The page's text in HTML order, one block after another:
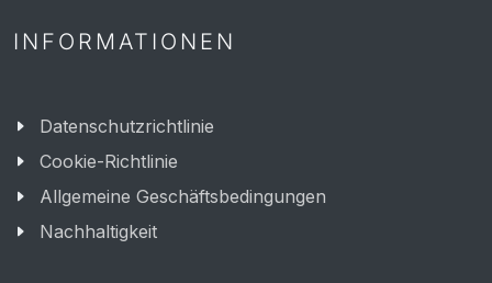
INFORMATIONEN
Datenschutzrichtlinie
Cookie-Richtlinie
Allgemeine Geschäftsbedingungen
Nachhaltigkeit